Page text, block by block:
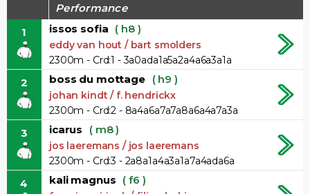
Performance
1
issos sofia ( h8 )
eddy van hout / bart smolders
2300m - Crd:1 - 3a0ada1a5a2a4a6a3a1a
2 boss du mottage ( h9 )
johan kindt / f. hendrickx
2300m - Crd:2 - 8a4a6a7a7a8a6a4a7a3a
3 icarus ( m8 )
jos laeremans / jos laeremans
2300m - Crd:3 - 2a8a1a4a3a1a7a4ada6a
4 kali magnus ( f6 )